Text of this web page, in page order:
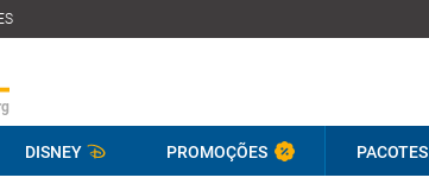
DISNEY PROMOÇÕES PACOTES